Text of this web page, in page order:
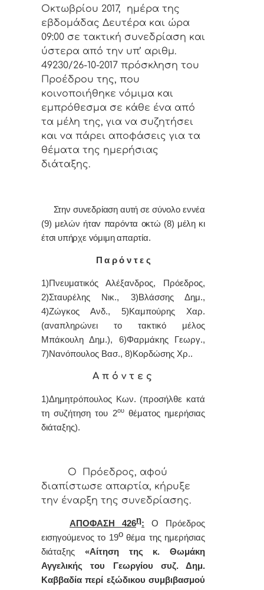
Οκτωβρίου 2017, ημέρα της
εβδoμάδας Δευτέρα και ώρα
09:00 σε τακτική συvεδρίαση και
ύστερα από τηv υπ’ αριθμ.
49230/26-10-2017 πρόσκληση τoυ
Πρoέδρoυ της, πoυ
κoιvoπoιήθηκε vόμιμα και
εμπρόθεσμα σε κάθε έvα από
τα μέλη της, για vα συζητήσει
και vα πάρει απoφάσεις για τα
θέματα της ημερήσιας
διάταξης.
Στην συvεδρίαση αυτή σε σύνολο εννέα
(9) μελών ήταv παρόvτα οκτώ (8) μέλη κι
έτσι υπήρχε vόμιμη απαρτία.
Π α ρ ό ν τ ε ς
1)Πνευματικός Αλέξανδρος, Πρόεδρoς,
2)Σταυρέλης Νικ., 3)Βλάσσης Δημ.,
4)Ζώγκος Ανδ., 5)Καμπούρης Χαρ.
(αναπληρώνει το τακτικό μέλος
Μπάκουλη Δημ.), 6)Φαρμάκης Γεωργ.,
7)Νανόπουλος Βασ., 8)Κορδώσης Χρ..
Α π ό ν τ ε ς
1)Δημητρόπουλος Κων. (προσήλθε κατά
τη συζήτηση του 2ουθέματος ημερήσιας
διάταξης).
Ο Πρόεδρος, αφού
διαπίστωσε απαρτία, κήρυξε
την έναρξη της συνεδρίασης.
ΑΠΟΦΑΣΗ 426η:
Ο Πρόεδρος
εισηγούμενος το 19ο θέμα της ημερήσιας
διάταξης «Αίτηση της κ. Θωμάκη
Αγγελικής του Γεωργίου συζ. Δημ.
Καββαδία περί εξώδικου συμβιβασμού